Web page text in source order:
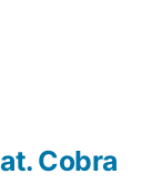
Cobra